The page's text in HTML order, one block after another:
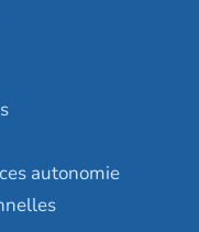
autonomie